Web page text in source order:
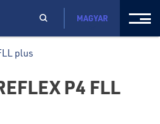
MAGYAR
plus
P4 FLL